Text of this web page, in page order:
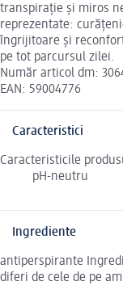
transpirație și miros
reprezentate:
îngrijitoare și
pe tot parcursul zilei.
Număr articol dm:
EAN: 59004776
Caracteristici
Caracteristicile
pH-neutru
Ingrediente
antiperspirante
diferi de cele de pe